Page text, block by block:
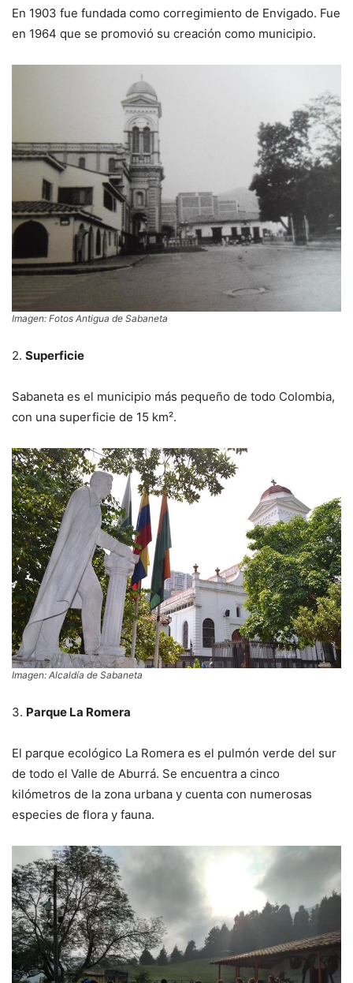
En 1903 fue fundada como corregimiento de Envigado. Fue
en 1964 que se promovió su creación como municipio.
Imagen: Fotos Antigua de Sabaneta
2. Superficie
Sabaneta es el municipio más pequeño de todo Colombia,
con una superficie de 15 km².
Imagen: Alcaldía de Sabaneta
3. Parque La Romera
El parque ecológico La Romera es el pulmón verde del sur
de todo el Valle de Aburrá. Se encuentra a cinco
kilómetros de la zona urbana y cuenta con numerosas
especies de flora y fauna.